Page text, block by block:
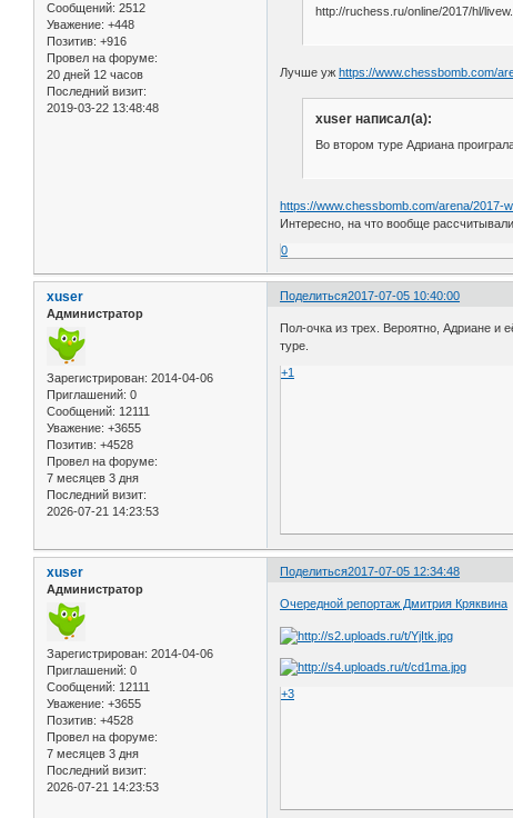
Сообщений: 2512
Уважение: +448
Позитив: +916
Провел на форуме:
20 дней 12 часов
Последний визит:
2019-03-22 13:48:48
http://ruchess.ru/online/2017/hl/
Лучше ужhttps://www.chessbomb.com/
xuser написал(а):
Во втором туре Адриана
https://www.chessbomb.com/arena/2017-
Интересно, на что вообще
0
Поделиться2017-07-05 10:40:00
xuser
Администратор
Зарегистрирован: 2014-04-06
Приглашений: 0
Сообщений: 12111
Уважение: +3655
Позитив: +4528
Провел на форуме:
7 месяцев 3 дня
Последний визит:
2026-07-21 14:23:53
Пол-очка из трех. Вероятно, Адриане и
туре.
+1
Поделиться2017-07-05 12:34:48
xuser
Администратор
Зарегистрирован: 2014-04-06
Приглашений: 0
Сообщений: 12111
Уважение: +3655
Позитив: +4528
Провел на форуме:
7 месяцев 3 дня
Последний визит:
2026-07-21 14:23:53
Очередной репортаж Дмитрия Кряквина
+3